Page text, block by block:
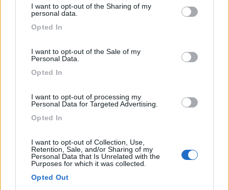
not limited to your visit or usage behaviour. You may click to
grant or deny consent to Google and its third-party tags to
use your data for below specified purposes in below Google
I want to opt-out of the Sharing of my
personal data.
Opted In
I want to opt-out of the Sale of my
Personal Data.
Opted In
I want to opt-out of processing my
Personal Data for Targeted Advertising.
Opted In
I want to opt-out of Collection, Use,
Retention, Sale, and/or Sharing of my
Personal Data that Is Unrelated with the
Purposes for which it was collected.
Opted Out
Campeggio
9,5 25
Servizi / Posizione